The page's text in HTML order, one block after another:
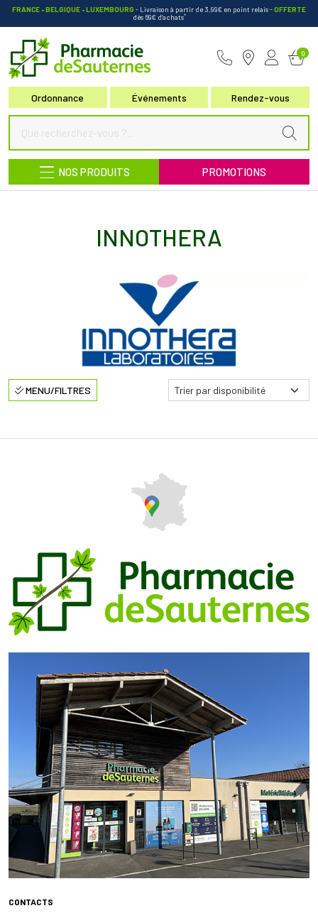
FRANCE • BELGIQUE • LUXEMBOURG - Livraison à partir de 3,99€ en point relais-OFFERTE
dès 69€ d’achats*
Ordonnance Événements Rendez-vous
0
NOS PRODUITS PROMOTIONS
INNOTHERA
MENU/FILTRES
CONTACTS